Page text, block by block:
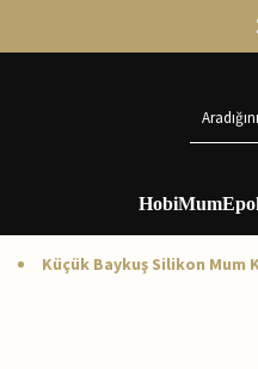
HobiMum
Küçük Baykuş Silikon Mum